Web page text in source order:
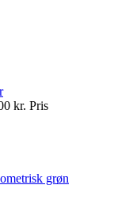
kr. Pris
grøn